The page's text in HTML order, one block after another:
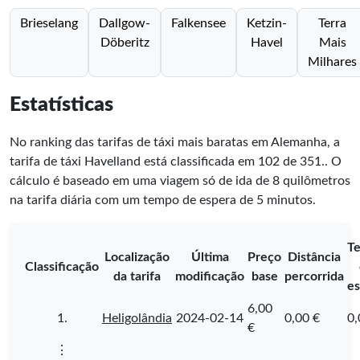
Brieselang
Dallgow-
Döberitz
Falkensee
Ketzin-
Havel
Terra
Mais
Milhares
Estatísticas
No ranking das tarifas de táxi mais baratas em Alemanha, a
tarifa de táxi Havelland está classificada em 102 de 351.. O
cálculo é baseado em uma viagem só de ida de 8 quilômetros
na tarifa diária com um tempo de espera de 5 minutos.
Classificação
Localização
da tarifa
Última
modificação
Preço
base
Distância
percorrida
1. Heligolândia 2024-02-14
6,00
€
0,00 €
⋮